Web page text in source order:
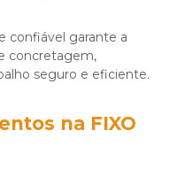
confiável garante a
concretagem,
seguro e eficiente.
na FIXO